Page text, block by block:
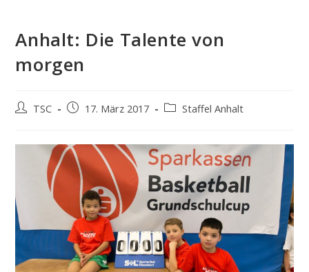
Anhalt: Die Talente von
morgen
Beitrags-
TSC
Beitrag17. März 2017
Beitrags-
Staffel Anhalt